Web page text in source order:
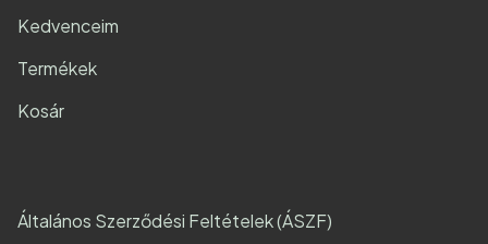
Kedvenceim
Termékek
Kosár
Általános Szerződési Feltételek (ÁSZF)